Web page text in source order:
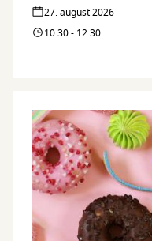
27. august 2026
10:30 - 12:30